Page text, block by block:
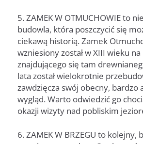
5. ZAMEK W OTMUCHOWIE to
budowla, która poszczycić się
ciekawą historią. Zamek
wzniesiony został w XIII wieku
znajdującego się tam
lata został wielokrotnie
zawdzięcza swój obecny, bardzo
wygląd. Warto odwiedzić go
okazji wizyty nad pobliskim
6. ZAMEK W BRZEGU to kolejny,